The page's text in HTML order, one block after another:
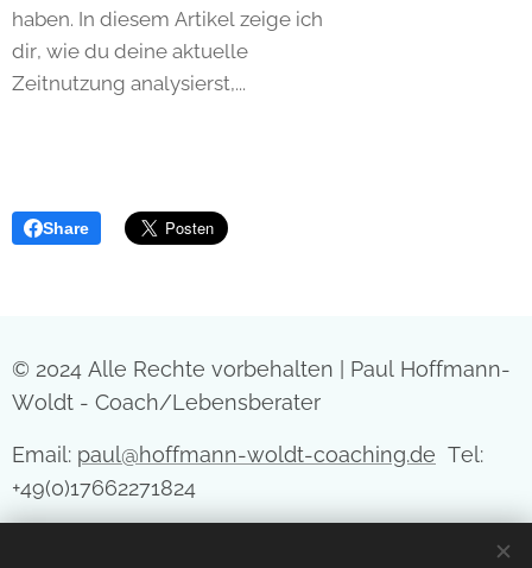
haben. In diesem Artikel zeige ich
dir, wie du deine aktuelle
Zeitnutzung analysierst,...
Share
© 2024 Alle Rechte vorbehalten | Paul Hoffmann-
Woldt - Coach/Lebensberater
Email: paul@hoffmann-woldt-coaching.de Tel:
+49(0)17662271824